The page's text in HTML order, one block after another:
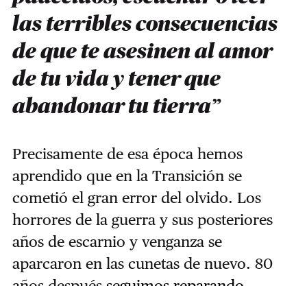
las terribles consecuencias
de que te asesinen al amor
de tu vida y tener que
abandonar tu tierra”
Precisamente de esa época hemos
aprendido que en la Transición se
cometió el gran error del olvido. Los
horrores de la guerra y sus posteriores
años de escarnio y venganza se
aparcaron en las cunetas de nuevo. 80